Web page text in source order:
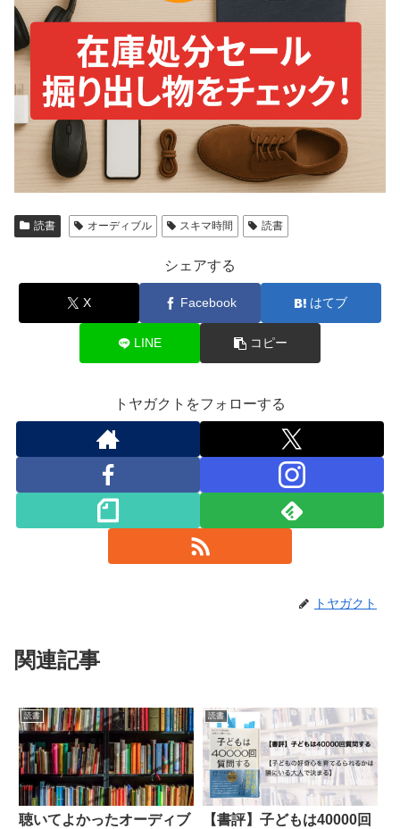
読書 オーディブル スキマ時間 読書
シェアする
X Facebook はてブ
LINE コピー
トヤガクトをフォローする
トヤガクト
関連記事
読書
聴いてよかったオーディブ
読書
【書評】子どもは40000回